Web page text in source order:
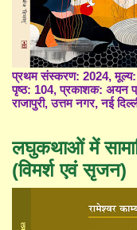
प्रथम संस्करण: 2024,
पृष्ठ: 104, प्रकाशक: अयन
राजापुरी, उत्तम नगर, नई
लघुकथाओं में
(विमर्श एवं सृजन)